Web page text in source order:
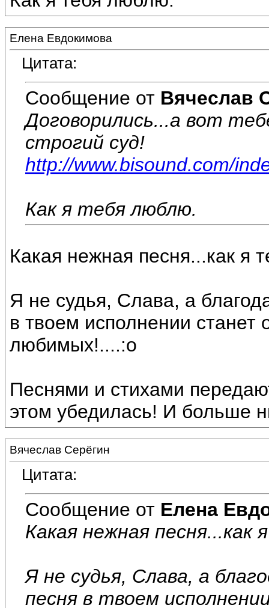
Елена Евдокимова
Цитата:
Сообщение от Вячеслав
Договорились...а вот
строгий суд!
http://www.bisound.com/
Как я тебя люблю.
Какая нежная песня...как я
Я не судья, Слава, а
в твоем исполнении
любимых!....:o
Песнями и стихами
этом убедилась! И больше
Вячеслав Серёгин
Цитата:
Сообщение от Елена
Какая нежная песня...как
Я не судья, Слава, а
песня в твоем